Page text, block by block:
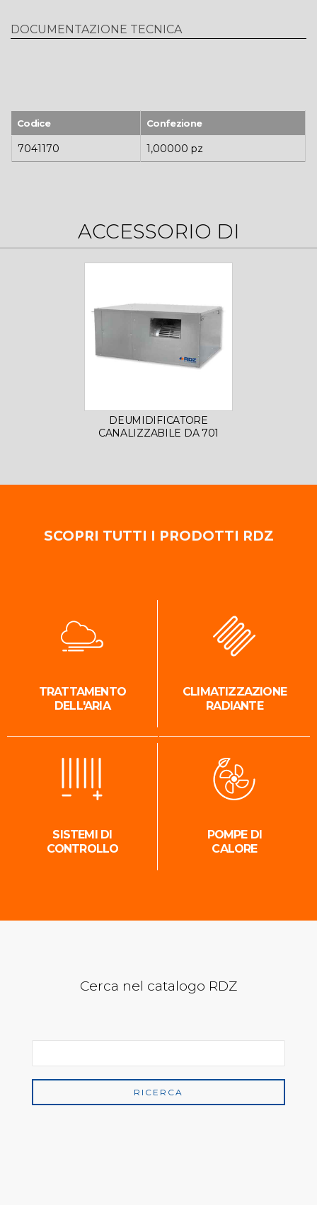
DOCUMENTAZIONE TECNICA
Codice Confezione
7041170 1,00000 pz
ACCESSORIO DI
DEUMIDIFICATORE
CANALIZZABILE DA 701
SCOPRI TUTTI I PRODOTTI RDZ
TRATTAMENTO
DELL'ARIA
CLIMATIZZAZIONE
RADIANTE
SISTEMI DI
CONTROLLO
POMPE DI
CALORE
Cerca nel catalogo RDZ